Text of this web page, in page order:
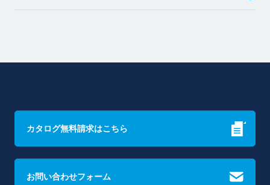
カタログ無料請求はこちら
お問い合わせフォーム